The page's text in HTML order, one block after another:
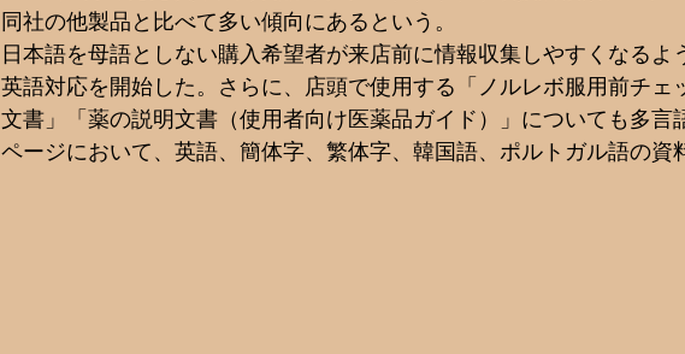
同社の他製品と比べて多い傾向にあるという。
日本語を母語としない購入希望者が来店前に情報収集しやすくなるよ
英語対応を開始した。さらに、店頭で使用する「ノルレボ服用前チェ
文書」「薬の説明文書（使用者向け医薬品ガイド）」についても多言
ページにおいて、英語、簡体字、繁体字、韓国語、ポルトガル語の資